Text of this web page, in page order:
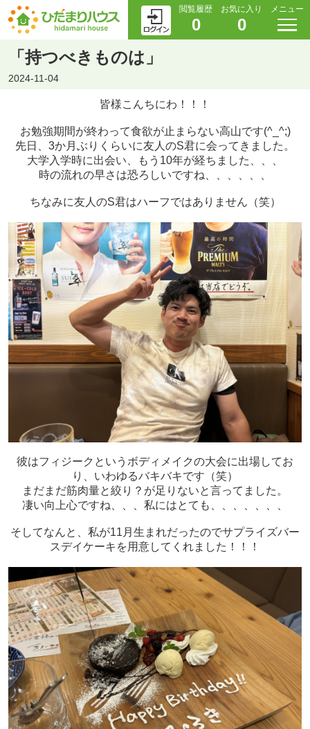
閲覧履歴
0
お気に入り
0
メニュー
「持つべきものは」
2024-11-04
皆様こんちにわ！！！
お勉強期間が終わって食欲が止まらない高山です(^_^;)
先日、3か月ぶりくらいに友人のS君に会ってきました。
大学入学時に出会い、もう10年が経ちました、、、
時の流れの早さは恐ろしいですね、、、、、、
ちなみに友人のS君はハーフではありません（笑）
彼はフィジークというボディメイクの大会に出場してお
り、いわゆるバキバキです（笑）
まだまだ筋肉量と絞り？が足りないと言ってました。
凄い向上心ですね、、、私にはとても、、、、、、、
そしてなんと、私が11月生まれだったのでサプライズバー
スデイケーキを用意してくれました！！！